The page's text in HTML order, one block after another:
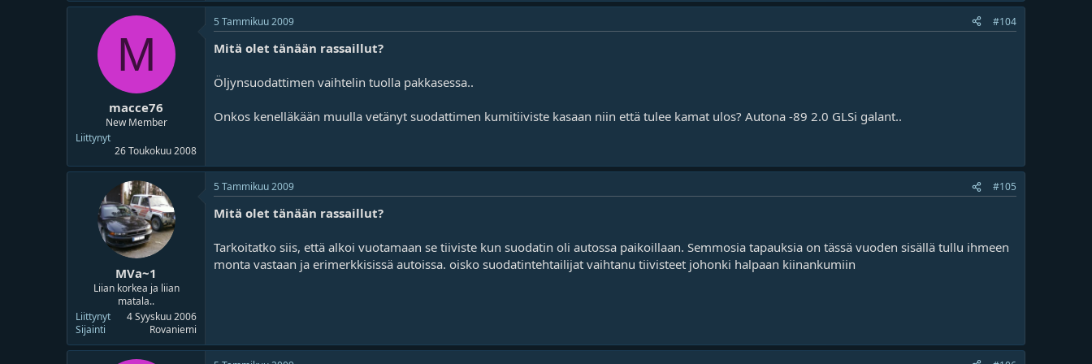
M
macce76
New Member
Liittynyt
26 Toukokuu 2008
5 Tammikuu 2009 #104
Mitä olet tänään rassaillut?
Öljynsuodattimen vaihtelin tuolla pakkasessa..
Onkos kenelläkään muulla vetänyt suodattimen kumitiiviste kasaan niin että tulee kamat ulos? Autona -89 2.0 GLSi galant..
MVa~1
Liian korkea ja liian
matala..
Liittynyt
4 Syyskuu 2006
Sijainti
Rovaniemi
5 Tammikuu 2009 #105
Mitä olet tänään rassaillut?
Tarkoitatko siis, että alkoi vuotamaan se tiiviste kun suodatin oli autossa paikoillaan. Semmosia tapauksia on tässä vuoden sisällä tullu ihmeen
monta vastaan ja erimerkkisissä autoissa. oisko suodatintehtailijat vaihtanu tiivisteet johonki halpaan kiinankumiin